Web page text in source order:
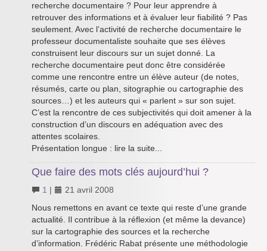
recherche documentaire ? Pour leur apprendre à
retrouver des informations et à évaluer leur fiabilité ? Pas
seulement. Avec l’activité de recherche documentaire le
professeur documentaliste souhaite que ses élèves
construisent leur discours sur un sujet donné. La
recherche documentaire peut donc être considérée
comme une rencontre entre un élève auteur (de notes,
résumés, carte ou plan, sitographie ou cartographie des
sources…) et les auteurs qui « parlent » sur son sujet.
C’est la rencontre de ces subjectivités qui doit amener à la
construction d’un discours en adéquation avec des
attentes scolaires.
Présentation longue : lire la suite...
Que faire des mots clés aujourd’hui ?
1 |
21 avril 2008
Nous remettons en avant ce texte qui reste d’une grande
actualité. Il contribue à la réflexion (et même la devance)
sur la cartographie des sources et la recherche
d’information. Frédéric Rabat présente une méthodologie